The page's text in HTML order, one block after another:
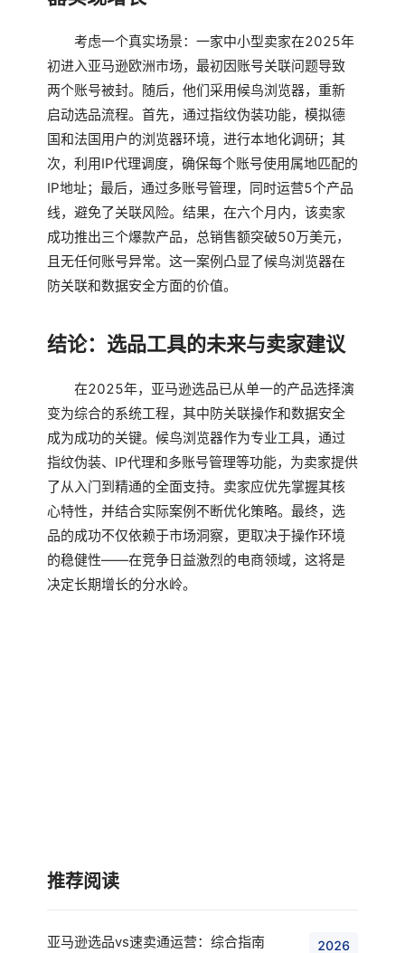
考虑一个真实场景：一家中小型卖家在2025年
初进入亚马逊欧洲市场，最初因账号关联问题导致
两个账号被封。随后，他们采用候鸟浏览器，重新
启动选品流程。首先，通过指纹伪装功能，模拟德
国和法国用户的浏览器环境，进行本地化调研；其
次，利用IP代理调度，确保每个账号使用属地匹配的
IP地址；最后，通过多账号管理，同时运营5个产品
线，避免了关联风险。结果，在六个月内，该卖家
成功推出三个爆款产品，总销售额突破50万美元，
且无任何账号异常。这一案例凸显了候鸟浏览器在
防关联和数据安全方面的价值。
结论：选品工具的未来与卖家建议
在2025年，亚马逊选品已从单一的产品选择演
变为综合的系统工程，其中防关联操作和数据安全
成为成功的关键。候鸟浏览器作为专业工具，通过
指纹伪装、IP代理和多账号管理等功能，为卖家提供
了从入门到精通的全面支持。卖家应优先掌握其核
心特性，并结合实际案例不断优化策略。最终，选
品的成功不仅依赖于市场洞察，更取决于操作环境
的稳健性——在竞争日益激烈的电商领域，这将是
决定长期增长的分水岭。
推荐阅读
亚马逊选品vs速卖通运营：综合指南
2026